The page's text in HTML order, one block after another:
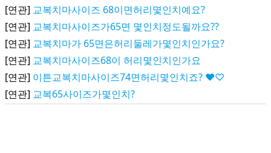
[연관] 교복치마사이즈 68이면허리몇인치예요?
[연관] 교복치마사이즈가65면 몇인치정도될까요??
[연관] 교복치마가 65면은허리둘레가몇인치인가요?
[연관] 교복치마사이즈68이 허리몇인치인가요
[연관] 이튼교복치마사이즈74면허리몇인치죠? ♥♡
[연관] 교복65사이즈가몇인치?